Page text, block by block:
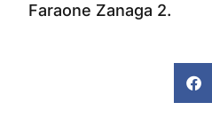
Faraone Zanaga 2.